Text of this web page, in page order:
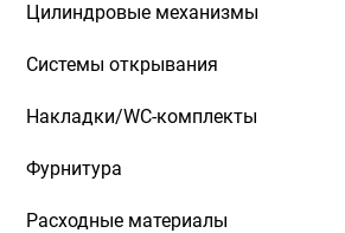
Цилиндровые механизмы
Системы открывания
Накладки/WC-комплекты
Фурнитура
Расходные материалы